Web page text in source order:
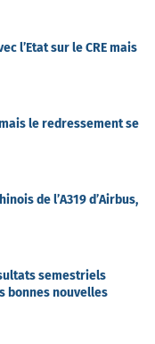
l’Etat sur le CRE mais
le redressement se
de l’A319 d’Airbus,
semestriels
bonnes nouvelles